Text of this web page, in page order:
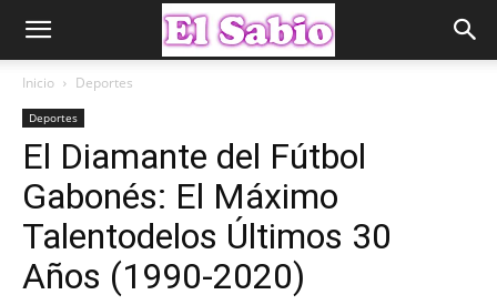
Inicio Deportes
Deportes
El Diamante del Fútbol
Gabonés: El Máximo
Talentodelos Últimos 30
Años (1990-2020)